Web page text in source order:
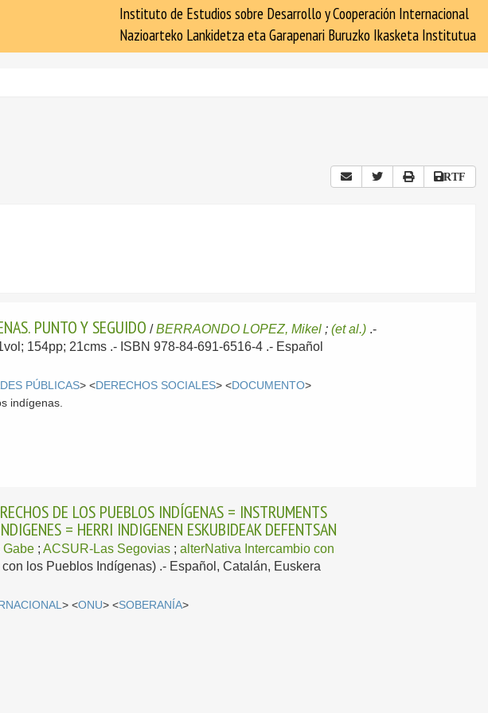
Instituto de Estudios sobre Desarrollo y Cooperación Internacional
Nazioarteko Lankidetza eta Garapenari Buruzko Ikasketa Institutua
RTF
PUNTO Y SEGUIDO /BERRAONDO LOPEZ, Mikel ;(et al.) .-
154pp; 21cms .- ISBN 978-84-691-6516-4 .- Español
PÚBLICAS> <DERECHOS SOCIALES> <DOCUMENTO>
indígenas.
DE LOS PUEBLOS INDÍGENAS = INSTRUMENTS
= HERRI INDIGENEN ESKUBIDEAK DEFENTSAN
Gabe ;ACSUR-Las Segovias ;alterNativa Intercambio con
los Pueblos Indígenas) .- Español, Catalán, Euskera
> <ONU> <SOBERANÍA>